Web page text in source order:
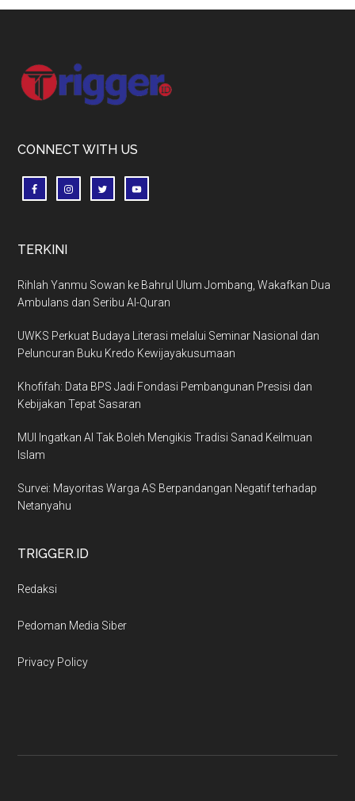
Footer
CONNECT WITH US
TERKINI
Rihlah Yanmu Sowan ke Bahrul Ulum Jombang, Wakafkan Dua
Ambulans dan Seribu Al-Quran
UWKS Perkuat Budaya Literasi melalui Seminar Nasional dan
Peluncuran Buku Kredo Kewijayakusumaan
Khofifah: Data BPS Jadi Fondasi Pembangunan Presisi dan
Kebijakan Tepat Sasaran
MUI Ingatkan AI Tak Boleh Mengikis Tradisi Sanad Keilmuan
Islam
Survei: Mayoritas Warga AS Berpandangan Negatif terhadap
Netanyahu
TRIGGER.ID
Redaksi
Pedoman Media Siber
Privacy Policy